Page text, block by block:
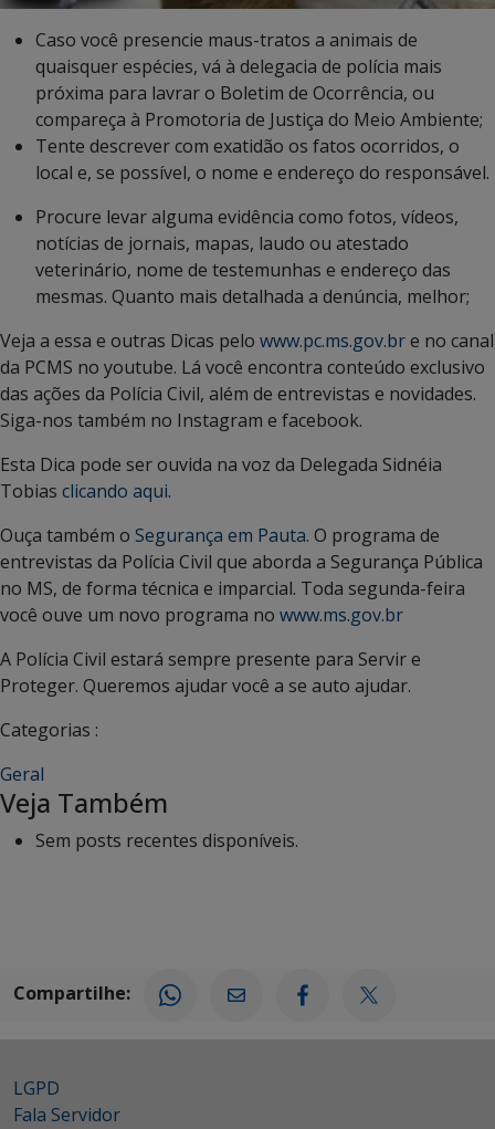
Caso você presencie maus-tratos a animais de
quaisquer espécies, vá à delegacia de polícia mais
próxima para lavrar o Boletim de Ocorrência, ou
compareça à Promotoria de Justiça do Meio Ambiente;
Tente descrever com exatidão os fatos ocorridos, o
local e, se possível, o nome e endereço do responsável.
Procure levar alguma evidência como fotos, vídeos,
notícias de jornais, mapas, laudo ou atestado
veterinário, nome de testemunhas e endereço das
mesmas. Quanto mais detalhada a denúncia, melhor;
Veja a essa e outras Dicas pelo www.pc.ms.gov.bre no canal
da PCMS no youtube. Lá você encontra conteúdo exclusivo
das ações da Polícia Civil, além de entrevistas e novidades.
Siga-nos também no Instagram e facebook.
Esta Dica pode ser ouvida na voz da Delegada Sidnéia
Tobias clicando aqui.
Ouça também o Segurança em Pauta. O programa de
entrevistas da Polícia Civil que aborda a Segurança Pública
no MS, de forma técnica e imparcial. Toda segunda-feira
você ouve um novo programa no www.ms.gov.br
A Polícia Civil estará sempre presente para Servir e
Proteger. Queremos ajudar você a se auto ajudar.
Categorias :
Geral
Veja Também
Sem posts recentes disponíveis.
Compartilhe:
LGPD
Fala Servidor